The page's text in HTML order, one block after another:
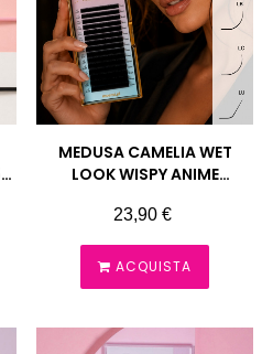
MEDUSA CAMELIA WET
LOOK WISPY ANIME
Prezzo
23,90 €
ACQUISTA